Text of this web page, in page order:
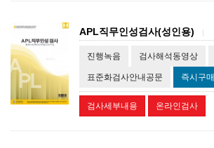
APL직무인성검사(성인용)
진행녹음 검사해석동영상
표준화검사안내공문 즉시구매
검사세부내용 온라인검사